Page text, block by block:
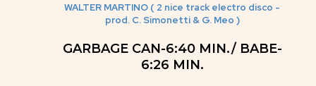
WALTER MARTINO ( 2 nice track electro disco -
prod. C. Simonetti & G. Meo )
GARBAGE CAN-6:40 MIN./ BABE-
6:26 MIN.